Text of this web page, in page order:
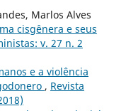
Marlos Alves
cisgênera e seus
v. 27 n. 2
e a violência
, Revista